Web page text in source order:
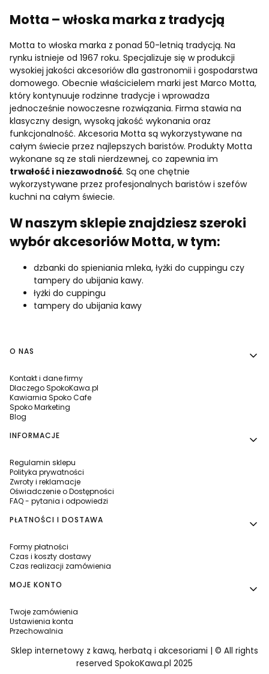
Motta – włoska marka z tradycją
Motta to włoska marka z ponad 50-letnią tradycją. Na
rynku istnieje od 1967 roku. Specjalizuje się w produkcji
wysokiej jakości akcesoriów dla gastronomii i gospodarstwa
domowego. Obecnie właścicielem marki jest Marco Motta,
który kontynuuje rodzinne tradycje i wprowadza
jednocześnie nowoczesne rozwiązania. Firma stawia na
klasyczny design, wysoką jakość wykonania oraz
funkcjonalność. Akcesoria Motta są wykorzystywane na
całym świecie przez najlepszych baristów. Produkty Motta
wykonane są ze stali nierdzewnej, co zapewnia im
trwałość i niezawodność. Są one chętnie
wykorzystywane przez profesjonalnych baristów i szefów
kuchni na całym świecie.
W naszym sklepieznajdziesz szeroki
wybór akcesoriów Motta, w tym:
dzbanki do spieniania mleka, łyżki do cuppingu czy
tampery do ubijania kawy.
łyżki do cuppingu
tampery do ubijania kawy
Linki w stopce
O NAS
Kontakt i dane firmy
Dlaczego SpokoKawa.pl
Kawiarnia Spoko Cafe
Spoko Marketing
Blog
INFORMACJE
Regulamin sklepu
Polityka prywatności
Zwroty i reklamacje
Oświadczenie o Dostępności
FAQ - pytania i odpowiedzi
PŁATNOŚCI I DOSTAWA
Formy płatności
Czas i koszty dostawy
Czas realizacji zamówienia
MOJE KONTO
Twoje zamówienia
Ustawienia konta
Przechowalnia
Sklep internetowy z kawą, herbatą i akcesoriami | © All rights
reserved SpokoKawa.pl 2025